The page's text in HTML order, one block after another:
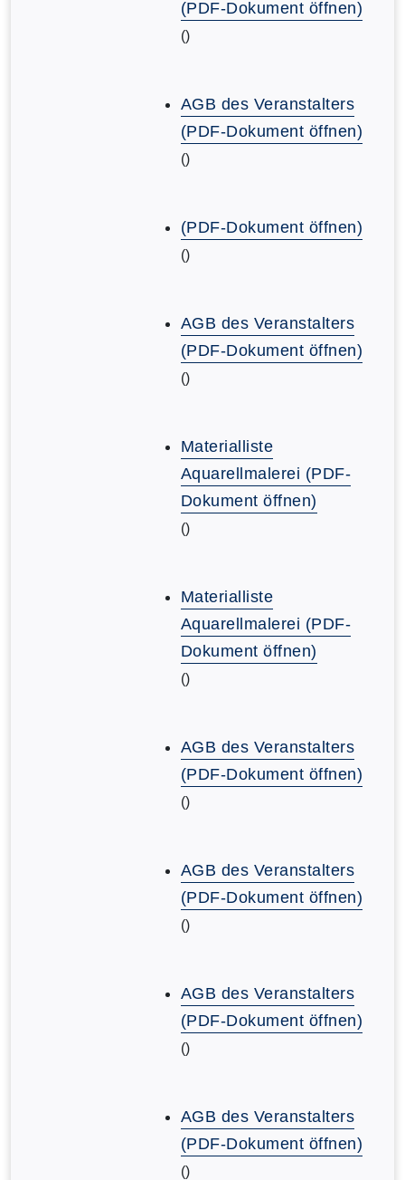
(PDF-Dokument öffnen)
()
AGB des Veranstalters
(PDF-Dokument öffnen)
()
(PDF-Dokument öffnen)
()
AGB des Veranstalters
(PDF-Dokument öffnen)
()
Materialliste
Aquarellmalerei (PDF-
Dokument öffnen)
()
Materialliste
Aquarellmalerei (PDF-
Dokument öffnen)
()
AGB des Veranstalters
(PDF-Dokument öffnen)
()
AGB des Veranstalters
(PDF-Dokument öffnen)
()
AGB des Veranstalters
(PDF-Dokument öffnen)
()
AGB des Veranstalters
(PDF-Dokument öffnen)
()